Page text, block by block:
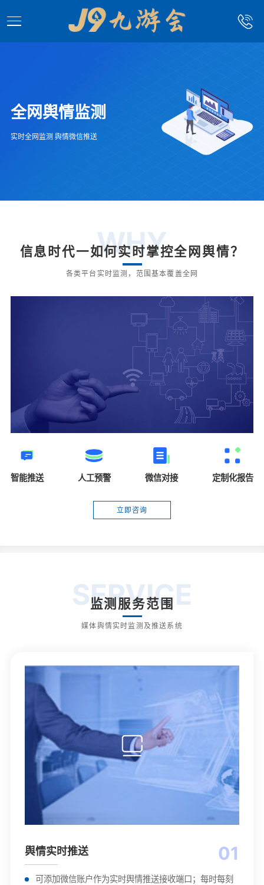
全网舆情监测
实时全网监测 舆情微信推送
WHY
信息时代一如何实时掌控全网舆情？
各类平台实时监测，范围基本覆盖全网
智能推送 人工预警 微信对接 定制化报告
立即咨询
SERVICE
监测服务范围
媒体舆情实时监测及推送系统
01
舆情实时推送
可添加微信账户作为实时舆情推送接收端口；每时每刻